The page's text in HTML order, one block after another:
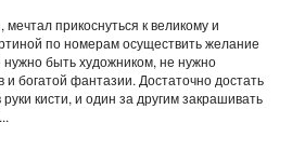
прикоснуться к великому и
по номерам осуществить желание
быть художником, не нужно
богатой фантазии. Достаточно достать
кисти, и один за другим закрашивать